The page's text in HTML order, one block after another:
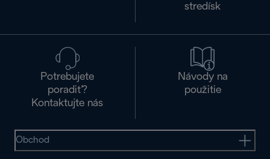
stredísk
Potrebujete
poradiť?
Kontaktujte nás
Návody na
použitie
Obchod